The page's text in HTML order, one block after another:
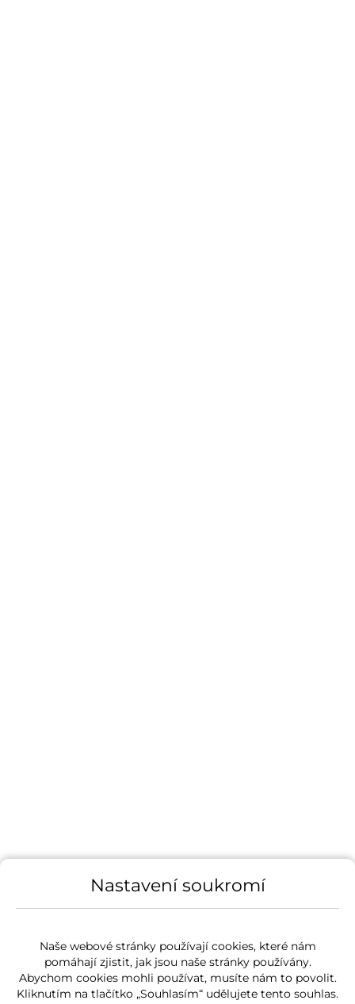
Nastavení soukromí
Naše webové stránky používají cookies, které nám
pomáhají zjistit, jak jsou naše stránky používány.
Abychom cookies mohli používat, musíte nám to povolit.
Kliknutím na tlačítko „Souhlasím“ udělujete tento souhlas.